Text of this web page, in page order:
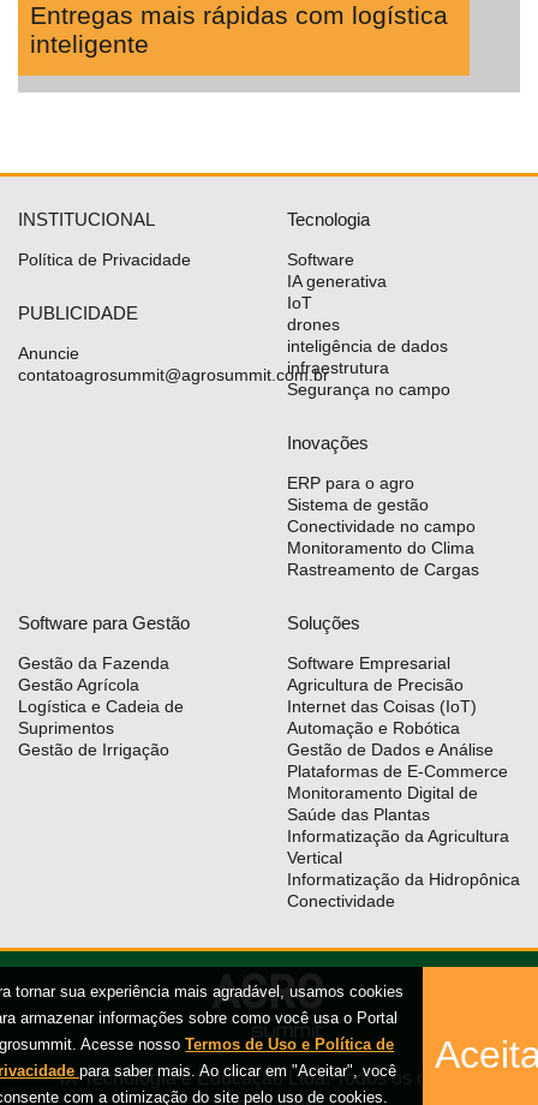
Entregas mais rápidas com logística
inteligente
tornar sua experiência mais agradável, usamos cookies
armazenar informações sobre como você usa o Portal
Acesse nossoTermos de Uso e Política de
para saber mais. Ao clicar em "Aceitar", você
com a otimização do site pelo uso de cookies.
INSTITUCIONAL
Política de Privacidade
PUBLICIDADE
Anuncie
contatoagrosummit@agrosummit.com.br
Tecnologia
Software
IA generativa
IoT
drones
inteligência de dados
infraestrutura
Segurança no campo
Inovações
ERP para o agro
Sistema de gestão
Conectividade no campo
Monitoramento do Clima
Rastreamento de Cargas
Software para Gestão
Gestão da Fazenda
Gestão Agrícola
Logística e Cadeia de
Suprimentos
Gestão de Irrigação
Soluções
Software Empresarial
Agricultura de Precisão
Internet das Coisas (IoT)
Automação e Robótica
Gestão de Dados e Análise
Plataformas de E-Commerce
Monitoramento Digital de
Saúde das Plantas
Informatização da Agricultura
Vertical
Informatização da Hidropônica
Conectividade
iX Tecnologia e Educação Ltda. Todos os direitos